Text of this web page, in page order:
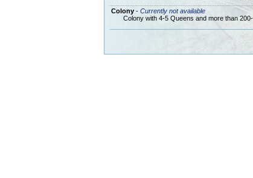
Colony- Currently not available
Colony with 4-5 Queens and more than